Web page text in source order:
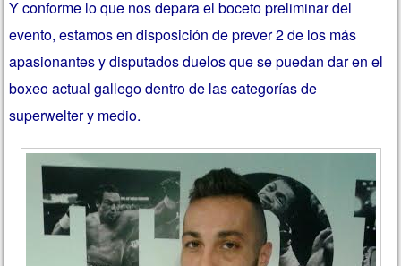
Y conforme lo que nos depara el boceto preliminar del
evento, estamos en disposición de prever 2 de los más
apasionantes y disputados duelos que se puedan dar en el
boxeo actual gallego dentro de las categorías de
superwelter y medio.